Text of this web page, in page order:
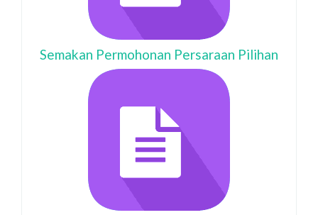
Semakan Permohonan Persaraan Pilihan